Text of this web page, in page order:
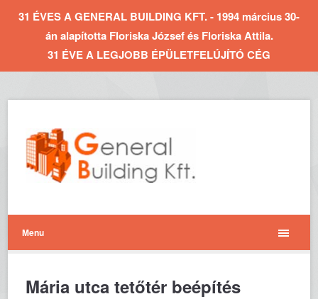
31 ÉVES A GENERAL BUILDING KFT. - 1994 március 30-
án alapította Floriska József és Floriska Attila.
31 ÉVE A LEGJOBB ÉPÜLETFELÚJÍTÓ CÉG
Menu
Mária utca tetőtér beépítés